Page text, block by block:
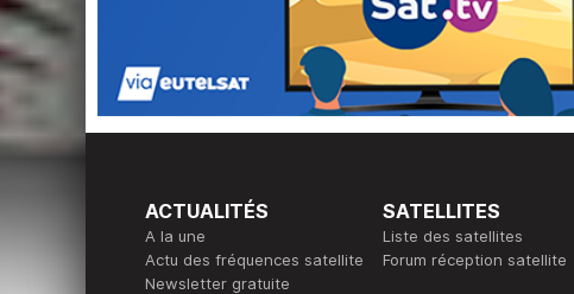
ACTUALITÉS
A la une
Actu des fréquences satellite
Newsletter gratuite
SATELLITES
Liste des satellites
Forum réception satellite